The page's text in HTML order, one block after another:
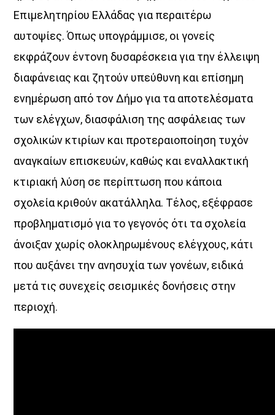
Επιμελητηρίου Ελλάδας για περαιτέρω
αυτοψίες. Όπως υπογράμμισε, οι γονείς
εκφράζουν έντονη δυσαρέσκεια για την έλλειψη
διαφάνειας και ζητούν υπεύθυνη και επίσημη
ενημέρωση από τον Δήμο για τα αποτελέσματα
των ελέγχων, διασφάλιση της ασφάλειας των
σχολικών κτιρίων και προτεραιοποίηση τυχόν
αναγκαίων επισκευών, καθώς και εναλλακτική
κτιριακή λύση σε περίπτωση που κάποια
σχολεία κριθούν ακατάλληλα. Τέλος, εξέφρασε
προβληματισμό για το γεγονός ότι τα σχολεία
άνοιξαν χωρίς ολοκληρωμένους ελέγχους, κάτι
που αυξάνει την ανησυχία των γονέων, ειδικά
μετά τις συνεχείς σεισμικές δονήσεις στην
περιοχή.